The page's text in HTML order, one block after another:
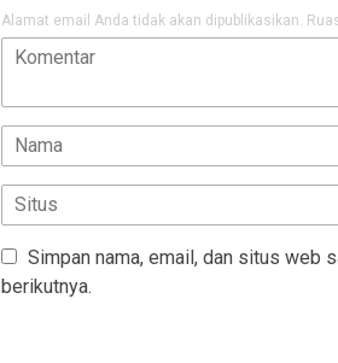
Alamat email Anda tidak akan dipublikasikan.
Simpan nama, email, dan situs web
berikutnya.